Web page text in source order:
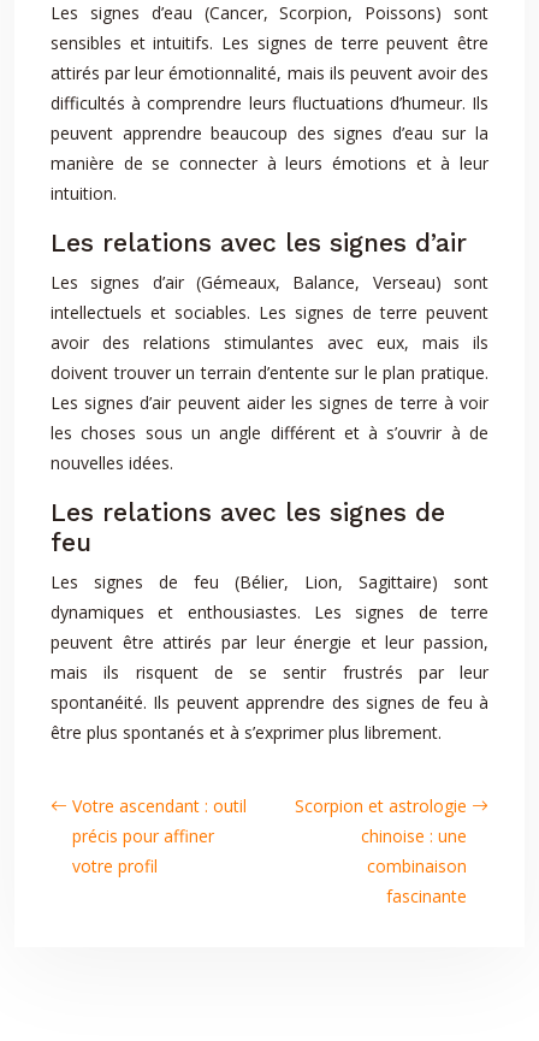
Les signes d’eau (Cancer, Scorpion, Poissons) sont
sensibles et intuitifs. Les signes de terre peuvent être
attirés par leur émotionnalité, mais ils peuvent avoir des
difficultés à comprendre leurs fluctuations d’humeur. Ils
peuvent apprendre beaucoup des signes d’eau sur la
manière de se connecter à leurs émotions et à leur
intuition.
Les relations avec les signes d’air
Les signes d’air (Gémeaux, Balance, Verseau) sont
intellectuels et sociables. Les signes de terre peuvent
avoir des relations stimulantes avec eux, mais ils
doivent trouver un terrain d’entente sur le plan pratique.
Les signes d’air peuvent aider les signes de terre à voir
les choses sous un angle différent et à s’ouvrir à de
nouvelles idées.
Les relations avec les signes de
feu
Les signes de feu (Bélier, Lion, Sagittaire) sont
dynamiques et enthousiastes. Les signes de terre
peuvent être attirés par leur énergie et leur passion,
mais ils risquent de se sentir frustrés par leur
spontanéité. Ils peuvent apprendre des signes de feu à
être plus spontanés et à s’exprimer plus librement.
Votre ascendant : outil
précis pour affiner
votre profil
Scorpion et astrologie
chinoise : une
combinaison
fascinante